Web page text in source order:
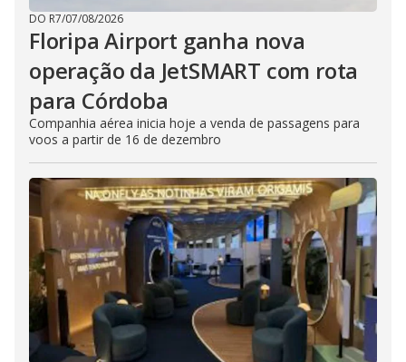
DO R7/07/08/2026
Floripa Airport ganha nova
operação da JetSMART com rota
para Córdoba
Companhia aérea inicia hoje a venda de passagens para
voos a partir de 16 de dezembro